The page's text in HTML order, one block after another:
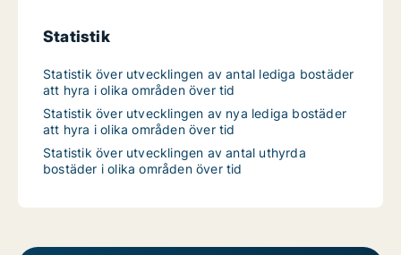
Statistik
Statistik över utvecklingen av antal lediga bostäder
att hyra i olika områden över tid
Statistik över utvecklingen av nya lediga bostäder
att hyra i olika områden över tid
Statistik över utvecklingen av antal uthyrda
bostäder i olika områden över tid